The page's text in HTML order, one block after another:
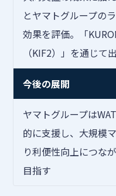
とヤマトグループの
効果を評価。「
（KIF2）」を通じて
今後の展開
ヤマトグループは
的に支援し、大規模
り利便性向上につな
目指す